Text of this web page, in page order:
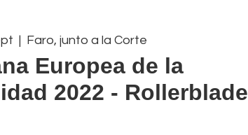
  |
Faro, junto a la Corte
Europea de la
2022 - Rollerblade